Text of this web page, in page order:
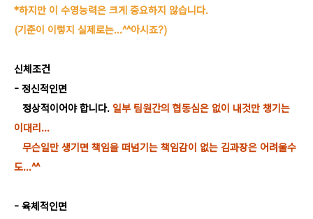
*하지만 이 수영능력은 크게 중요하지 않습니다.
(기준이 이렇지 실제로는...^^아시죠?)
신체조건
- 정신적인면
정상적이어야 합니다. 일부 팀원간의 협동심은 없이 내것만 챙기는
이대리...
무슨일만 생기면 책임을 떠넘기는 책임감이 없는 김과장은 어려울수
도...^^
- 육체적인면